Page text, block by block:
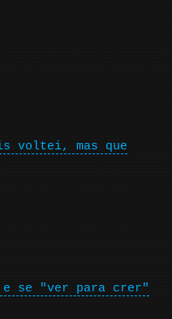
voltei, mas que
e se "ver para crer"